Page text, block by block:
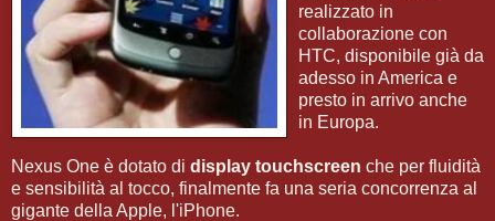
realizzato in
collaborazione con
HTC, disponibile già da
adesso in America e
presto in arrivo anche
in Europa.
Nexus One è dotato di display touchscreen che per fluidità
e sensibilità al tocco, finalmente fa una seria concorrenza al
gigante della Apple, l'iPhone.